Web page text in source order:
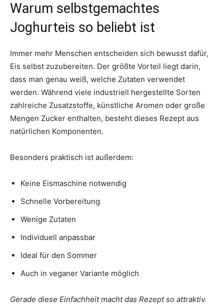
Warum selbstgemachtes
Joghurteis so beliebt ist
Immer mehr Menschen entscheiden sich bewusst dafür,
Eis selbst zuzubereiten. Der größte Vorteil liegt darin,
dass man genau weiß, welche Zutaten verwendet
werden. Während viele industriell hergestellte Sorten
zahlreiche Zusatzstoffe, künstliche Aromen oder große
Mengen Zucker enthalten, besteht dieses Rezept aus
natürlichen Komponenten.
Besonders praktisch ist außerdem:
Keine Eismaschine notwendig
Schnelle Vorbereitung
Wenige Zutaten
Individuell anpassbar
Ideal für den Sommer
Auch in veganer Variante möglich
Gerade diese Einfachheit macht das Rezept so attraktiv.